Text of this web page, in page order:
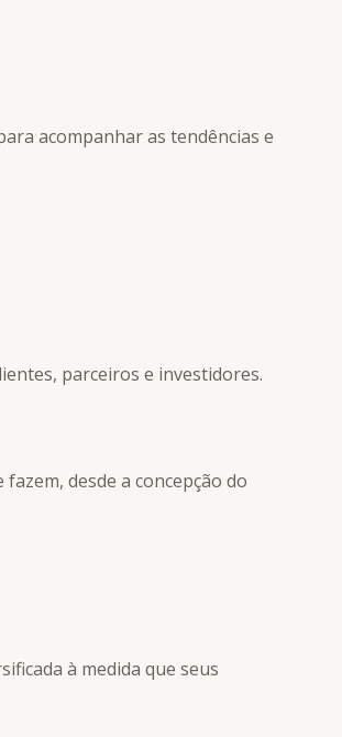
acompanhar as tendências e
parceiros e investidores.
desde a concepção do
à medida que seus